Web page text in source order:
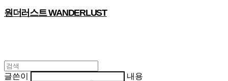
원더러스트 WANDERLUST
글쓴이 내용